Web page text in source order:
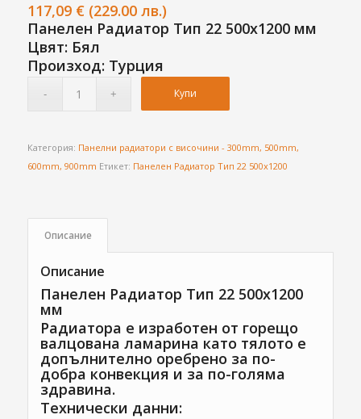
117,09 € (229.00 лв.)
Панелен Радиатор Тип 22 500х1200 мм
Цвят: Бял
Произход: Турция
Купи
Категория: Панелни радиатори с височини - 300mm, 500mm,
600mm, 900mm Етикет: Панелен Радиатор Тип 22 500х1200
Описание
Описание
Панелен Радиатор Тип 22 500х1200
мм
Радиатора е изработен от горещо
валцована ламарина като тялото е
допълнително оребрено за по-
добра конвекция и за по-голяма
здравина.
Технически данни: